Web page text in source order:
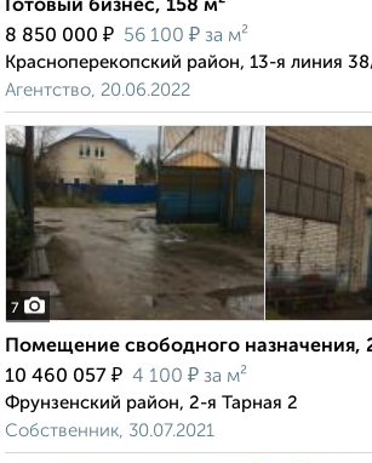
Готовый бизнес, 158 м²
8 850 000 ₽ 56 100 ₽ за м²
Красноперекопский район, 13-я линия
Агентство, 20.06.2022
7
Помещение свободного назначения,
10 460 057 ₽ 4 100 ₽ за м²
Фрунзенский район, 2-я Тарная 2
Собственник, 30.07.2021